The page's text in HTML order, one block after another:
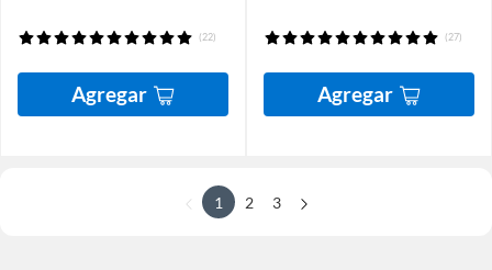
(22)
Agregar
(27)
Agregar
1 2 3